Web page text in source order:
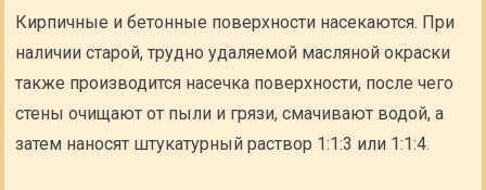
Кирпичные и бетонные поверхности насекаются. При
наличии старой, трудно удаляемой масляной окраски
также производится насечка поверхности, после чего
стены очищают от пыли и грязи, смачивают водой, а
затем наносят штукатурный раствор 1:1:3 или 1:1:4.